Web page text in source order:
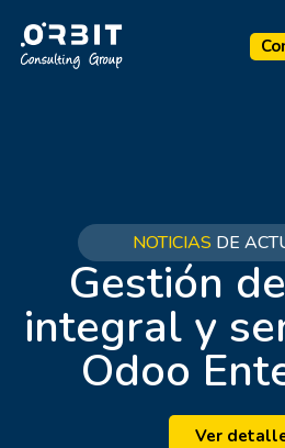
NOTICIAS DE
Gestión
integral y
Odoo
Ver